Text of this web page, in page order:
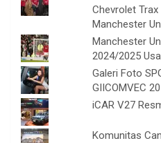
Chevrolet
Manchester
Manchester
2024/2025
Galeri Foto
GIICOMVEC
iCAR V27
Komunitas